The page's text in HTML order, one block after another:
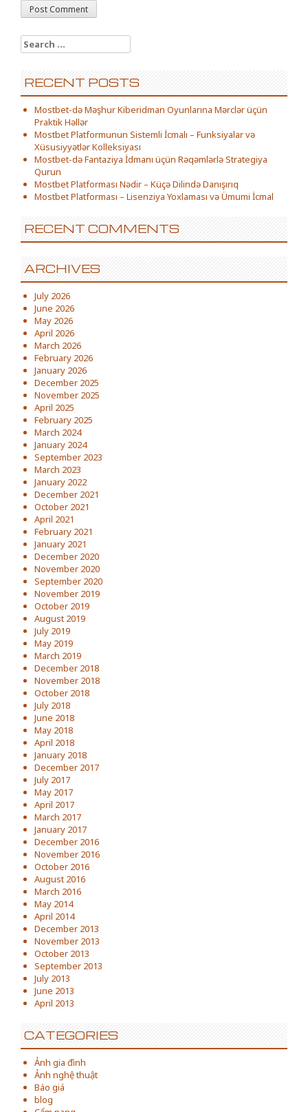
Search for:
RECENT POSTS
Mostbet-də Məşhur Kiberidman Oyunlarına Mərclər üçün
Praktik Həllər
Mostbet Platformunun Sistemli İcmalı – Funksiyalar və
Xüsusiyyətlər Kolleksiyası
Mostbet-də Fantaziya İdmanı üçün Rəqəmlərlə Strategiya
Qurun
Mostbet Platforması Nədir – Küçə Dilində Danışırıq
Mostbet Platforması – Lisenziya Yoxlaması və Ümumi İcmal
RECENT COMMENTS
ARCHIVES
July 2026
June 2026
May 2026
April 2026
March 2026
February 2026
January 2026
December 2025
November 2025
April 2025
February 2025
March 2024
January 2024
September 2023
March 2023
January 2022
December 2021
October 2021
April 2021
February 2021
January 2021
December 2020
November 2020
September 2020
November 2019
October 2019
August 2019
July 2019
May 2019
March 2019
December 2018
November 2018
October 2018
July 2018
June 2018
May 2018
April 2018
January 2018
December 2017
July 2017
May 2017
April 2017
March 2017
January 2017
December 2016
November 2016
October 2016
August 2016
March 2016
May 2014
April 2014
December 2013
November 2013
October 2013
September 2013
July 2013
June 2013
April 2013
CATEGORIES
Ảnh gia đình
Ảnh nghệ thuật
Báo giá
blog